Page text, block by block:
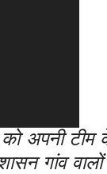
अपनी टीम
गांव